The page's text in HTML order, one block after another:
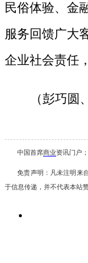
民俗体验、金
服务回馈广大
企业社会责任
（彭巧圆
中国首席商业资讯门户
免责声明：凡未注明 来
于信息传递，并不代表本站